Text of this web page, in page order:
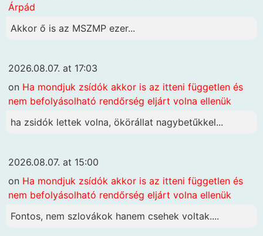
Árpád
Akkor ő is az MSZMP ezer...
2026.08.07. at 17:03
on Ha mondjuk zsídók akkor is az itteni független és
nem befolyásolható rendőrség eljárt volna ellenük
ha zsidók lettek volna, ökörállat nagybetűkkel...
2026.08.07. at 15:00
on Ha mondjuk zsídók akkor is az itteni független és
nem befolyásolható rendőrség eljárt volna ellenük
Fontos, nem szlovákok hanem csehek voltak....